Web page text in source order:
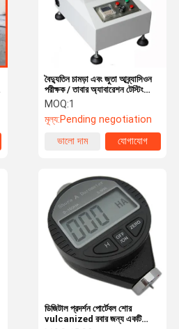
আমাদের সম্বন্ধে
বৈদ্যুতিন চামড়া এবং জুতা আব্র্যাসিওন
পরীক্ষক / তাবার অ্যাবারেশন টেস্টিং
মেশিন
MOQ:1
মূল্য:Pending negotiation
ভালো দাম
যোগাযোগ
ডিজিটাল প্রদর্শন পোর্টেবল শোর
vulcanized রবার জন্য একটি